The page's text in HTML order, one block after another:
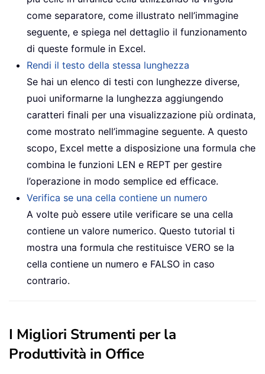
come separatore, come illustrato nell’immagine
seguente, e spiega nel dettaglio il funzionamento
di queste formule in Excel.
Rendi il testo della stessa lunghezza
Se hai un elenco di testi con lunghezze diverse,
puoi uniformarne la lunghezza aggiungendo
caratteri finali per una visualizzazione più ordinata,
come mostrato nell’immagine seguente. A questo
scopo, Excel mette a disposizione una formula che
combina le funzioni LEN e REPT per gestire
l’operazione in modo semplice ed efficace.
Verifica se una cella contiene un numero
A volte può essere utile verificare se una cella
contiene un valore numerico. Questo tutorial ti
mostra una formula che restituisce VERO se la
cella contiene un numero e FALSO in caso
contrario.
I Migliori Strumenti per la
Produttività in Office